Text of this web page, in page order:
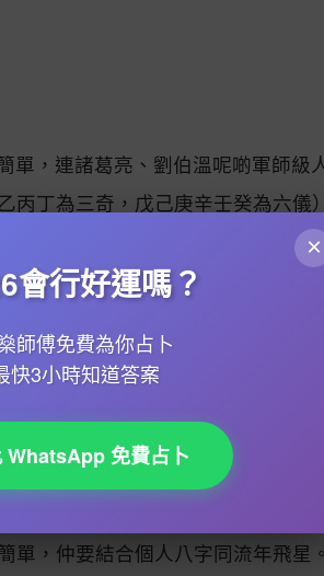
，連諸葛亮、劉伯溫呢啲軍師級
乙丙丁為三奇，戊己庚辛壬癸為六儀
就係奇門遁甲嘅根基，後
）同後天八卦方位（乾西北、坤西
就要識用；「死門」就大凶，擇
，連一個時辰（2個鐘）內嘅氣場
方位同當日最旺嘅時辰開張；又或
單，仲要結合個人八字同流年飛星
×
會行好運嗎？
師傅免費為你占卜
快3小時知道答案
WhatsApp 免費占卜